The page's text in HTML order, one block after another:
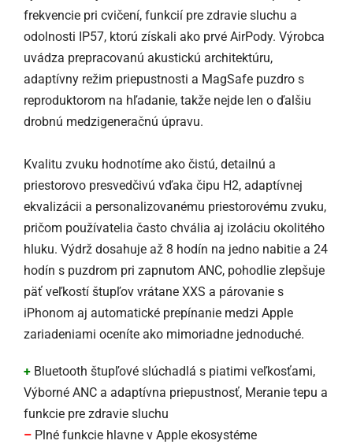
frekvencie pri cvičení, funkcií pre zdravie sluchu a
odolnosti IP57, ktorú získali ako prvé AirPody. Výrobca
uvádza prepracovanú akustickú architektúru,
adaptívny režim priepustnosti a MagSafe puzdro s
reproduktorom na hľadanie, takže nejde len o ďalšiu
drobnú medzigeneračnú úpravu.
Kvalitu zvuku hodnotíme ako čistú, detailnú a
priestorovo presvedčivú vďaka čipu H2, adaptívnej
ekvalizácii a personalizovanému priestorovému zvuku,
pričom používatelia často chvália aj izoláciu okolitého
hluku. Výdrž dosahuje až 8 hodín na jedno nabitie a 24
hodín s puzdrom pri zapnutom ANC, pohodlie zlepšuje
päť veľkostí štupľov vrátane XXS a párovanie s
iPhonom aj automatické prepínanie medzi Apple
zariadeniami oceníte ako mimoriadne jednoduché.
+ Bluetooth štupľové slúchadlá s piatimi veľkosťami,
Výborné ANC a adaptívna priepustnosť, Meranie tepu a
funkcie pre zdravie sluchu
– Plné funkcie hlavne v Apple ekosystéme